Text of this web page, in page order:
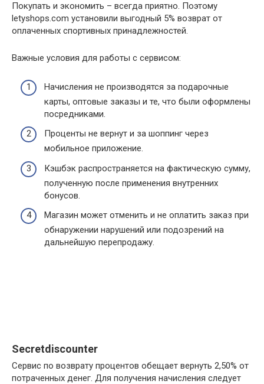
Покупать и экономить – всегда приятно. Поэтому
letyshops.com установили выгодный 5% возврат от
оплаченных спортивных принадлежностей.
Важные условия для работы с сервисом:
Начисления не производятся за подарочные
карты, оптовые заказы и те, что были оформлены
посредниками.
Проценты не вернут и за шоппинг через
мобильное приложение.
Кэшбэк распространяется на фактическую сумму,
полученную после применения внутренних
бонусов.
Магазин может отменить и не оплатить заказ при
обнаружении нарушений или подозрений на
дальнейшую перепродажу.
Secretdiscounter
Сервис по возврату процентов обещает вернуть 2,50% от
потраченных денег. Для получения начисления следует